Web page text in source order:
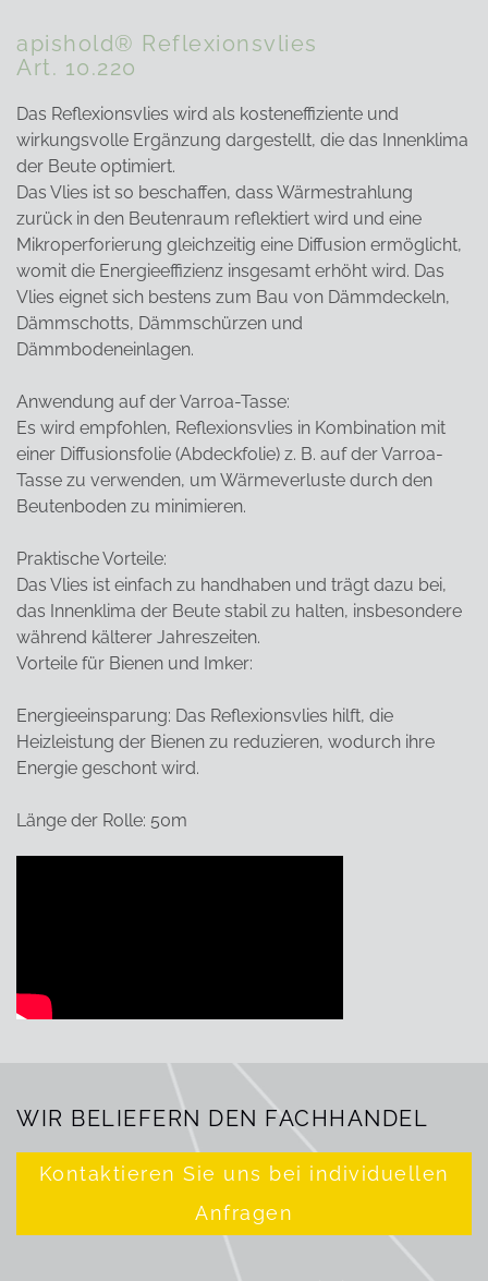
apishold® Reflexionsvlies
Art. 10.220
Das Reflexionsvlies wird als kosteneffiziente und
wirkungsvolle Ergänzung dargestellt, die das Innenklima
der Beute optimiert.
Das Vlies ist so beschaffen, dass Wärmestrahlung
zurück in den Beutenraum reflektiert wird und eine
Mikroperforierung gleichzeitig eine Diffusion ermöglicht,
womit die Energieeffizienz insgesamt erhöht wird. Das
Vlies eignet sich bestens zum Bau von Dämmdeckeln,
Dämmschotts, Dämmschürzen und
Dämmbodeneinlagen.
Anwendung auf der Varroa-Tasse:
Es wird empfohlen, Reflexionsvlies in Kombination mit
einer Diffusionsfolie (Abdeckfolie) z. B. auf der Varroa-
Tasse zu verwenden, um Wärmeverluste durch den
Beutenboden zu minimieren.
Praktische Vorteile:
Das Vlies ist einfach zu handhaben und trägt dazu bei,
das Innenklima der Beute stabil zu halten, insbesondere
während kälterer Jahreszeiten.
Vorteile für Bienen und Imker:
Energieeinsparung: Das Reflexionsvlies hilft, die
Heizleistung der Bienen zu reduzieren, wodurch ihre
Energie geschont wird.
Länge der Rolle: 50m
WIR BELIEFERN DEN FACHHANDEL
Kontaktieren Sie uns bei individuellen
Anfragen